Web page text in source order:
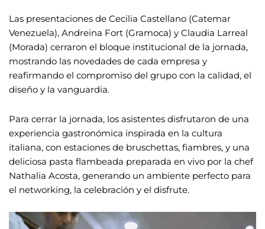
Las presentaciones de Cecilia Castellano (Catemar
Venezuela), Andreina Fort (Gramoca) y Claudia Larreal
(Morada) cerraron el bloque institucional de la jornada,
mostrando las novedades de cada empresa y
reafirmando el compromiso del grupo con la calidad, el
diseño y la vanguardia.
Para cerrar la jornada, los asistentes disfrutaron de una
experiencia gastronómica inspirada en la cultura
italiana, con estaciones de bruschettas, fiambres, y una
deliciosa pasta flambeada preparada en vivo por la chef
Nathalia Acosta, generando un ambiente perfecto para
el networking, la celebración y el disfrute.